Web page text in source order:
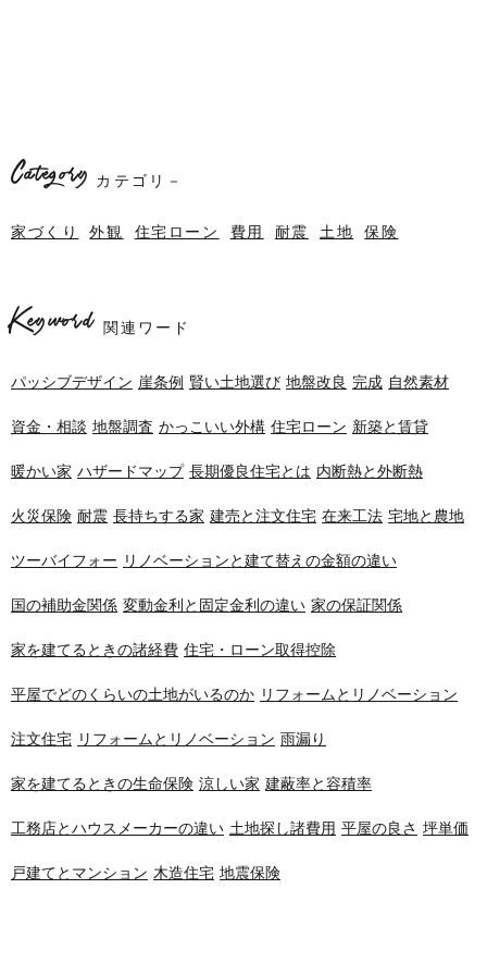
Category カテゴリ－
家づくり 外観 住宅ローン 費用 耐震 土地 保険
Keyword 関連ワード
パッシブデザイン 崖条例 賢い土地選び 地盤改良 完成 自然素材
資金・相談 地盤調査 かっこいい外構 住宅ローン 新築と賃貸
暖かい家 ハザードマップ 長期優良住宅とは 内断熱と外断熱
火災保険 耐震 長持ちする家 建売と注文住宅 在来工法 宅地と農地
ツーバイフォー リノベーションと建て替えの金額の違い
国の補助金関係 変動金利と固定金利の違い 家の保証関係
家を建てるときの諸経費 住宅・ローン取得控除
平屋でどのくらいの土地がいるのか リフォームとリノベーション
注文住宅 リフォームとリノベーション 雨漏り
家を建てるときの生命保険 涼しい家 建蔽率と容積率
工務店とハウスメーカーの違い 土地探し諸費用 平屋の良さ 坪単価
戸建てとマンション 木造住宅 地震保険